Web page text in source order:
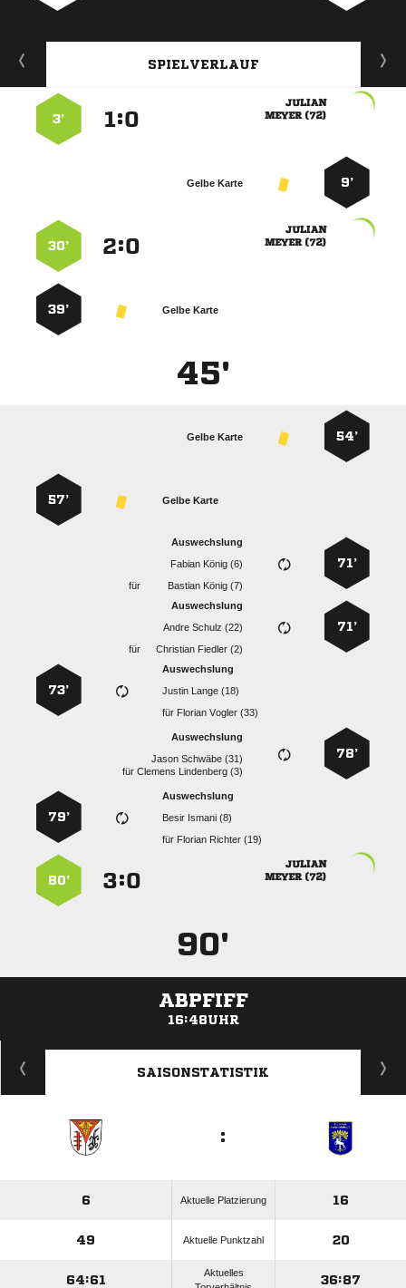
SPIELVERLAUF

 
:
3’
9’
Gelbe Karte

 
:
30’
Gelbe Karte
39’
45'
54’
Gelbe Karte
Gelbe Karte
57’
71’
Auswechslung
  
für
  
71’
Auswechslung
  
für
  
Auswechslung
  
für   
73’
78’
Auswechslung
  
für  
Auswechslung
  
für   
79’

 
:
80’
90'
ABPFIFF
16:48UHR
ANZEIGE
SAISONSTATISTIK
:
6 Aktuelle Platzierung 16
49 Aktuelle Punktzahl 20
64:61
Aktuelles
36:87